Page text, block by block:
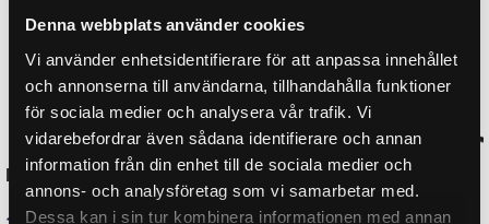
Denna webbplats använder cookies
Vi använder enhetsidentifierare för att anpassa innehållet
och annonserna till användarna, tillhandahålla funktioner
för sociala medier och analysera vår trafik. Vi
vidarebefordrar även sådana identifierare och annan
information från din enhet till de sociala medier och
annons- och analysföretag som vi samarbetar med.
Dessa kan i sin tur kombinera informationen med annan
Relaterade produkter